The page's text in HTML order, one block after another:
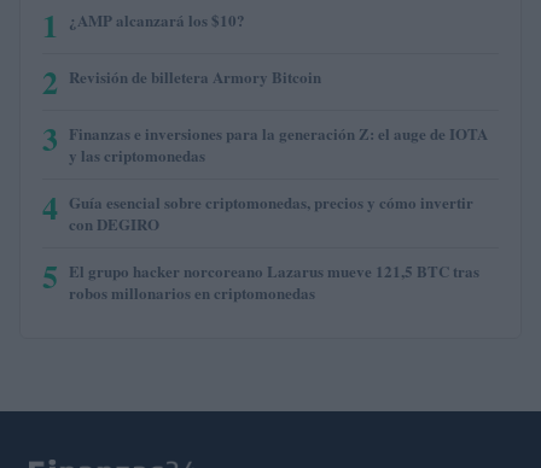
1 ¿AMP alcanzará los $10?
2 Revisión de billetera Armory Bitcoin
3 Finanzas e inversiones para la generación Z: el auge de IOTA
y las criptomonedas
4 Guía esencial sobre criptomonedas, precios y cómo invertir
con DEGIRO
5 El grupo hacker norcoreano Lazarus mueve 121,5 BTC tras
robos millonarios en criptomonedas